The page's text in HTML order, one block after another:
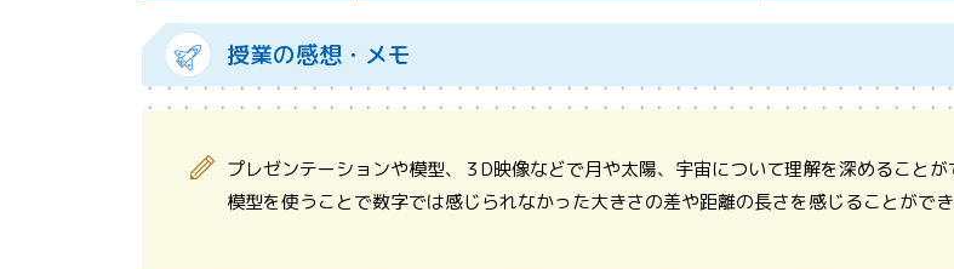
授業の感想・メモ
プレゼンテーションや模型、３D映像などで月や太陽、宇宙について理解を深めること
模型を使うことで数字では感じられなかった大きさの差や距離の長さを感じることができ